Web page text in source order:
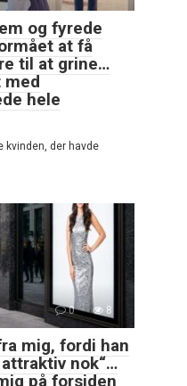
og fyrede
at få
til at grine…
med
hele
kvinden, der havde
0 8
mig, fordi han
nok“…
på forsiden